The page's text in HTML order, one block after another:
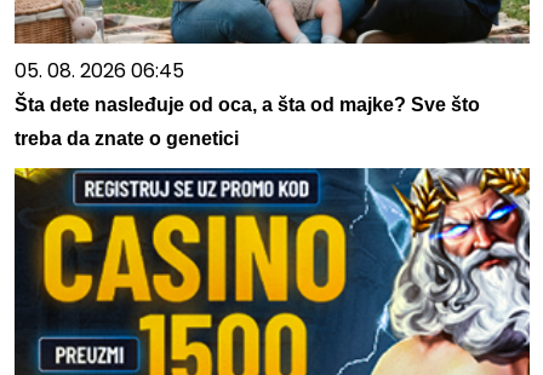
05. 08. 2026 06:45
Šta dete nasleđuje od oca, a šta od majke? Sve što
treba da znate o genetici